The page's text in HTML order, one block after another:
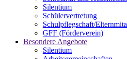
Silentium
Schülervertretung
Schulpflegschaft/
GFF (Förderverein)
Besondere Angebote
Silentium